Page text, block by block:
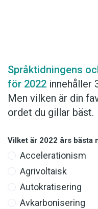
Hantera
Språktidningens
för 2022 innehåller
Men vilken är din
ordet du gillar bäst.
Vilket är 2022 års bästa
Accelerationism
Agrivoltaisk
Autokratisering
Avkarbonisering